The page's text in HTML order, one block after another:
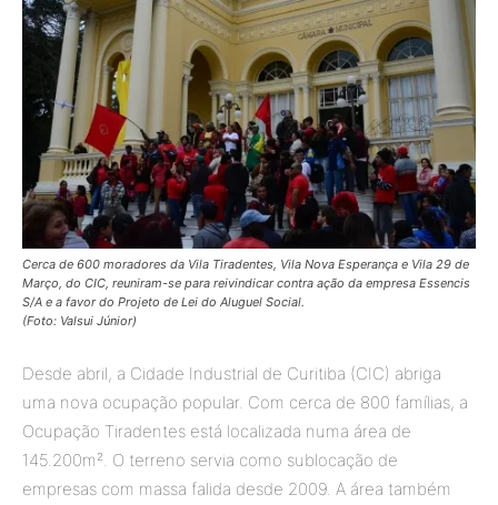
Cerca de 600 moradores da Vila Tiradentes, Vila Nova Esperança e Vila 29 de
Março, do CIC, reuniram-se para reivindicar contra ação da empresa Essencis
S/A e a favor do Projeto de Lei do Aluguel Social.
(Foto: Valsui Júnior)
Desde abril, a Cidade Industrial de Curitiba (CIC) abriga
uma nova ocupação popular. Com cerca de 800 famílias, a
Ocupação Tiradentes está localizada numa área de
145.200m². O terreno servia como sublocação de
empresas com massa falida desde 2009. A área também